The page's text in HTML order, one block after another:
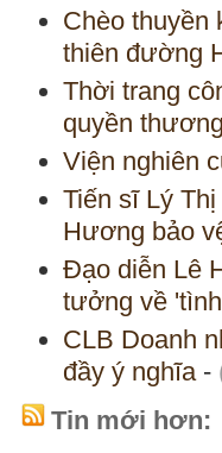
Chèo thuyền
thiên đường
Thời trang
quyền
Viện nghiên
Tiến sĩ Lý
Hương bảo
Đạo diễn Lê
tưởng về
CLB Doanh
đầy ý nghĩa-
Tin mới hơn: